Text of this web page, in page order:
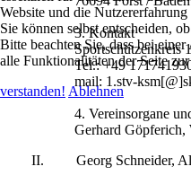
3. Kontakt
Sportschützenkreis
Tel.: +49
mail: 1.stv-
4. Vereinsorgane
Gerhard Göpferich,
II.
Georg Schneider,
Website und die
Sie können selbst entscheiden,
Bitte beachten Sie, dass bei
alle Funktionalitäten der Seite
verstanden! Ablehnen